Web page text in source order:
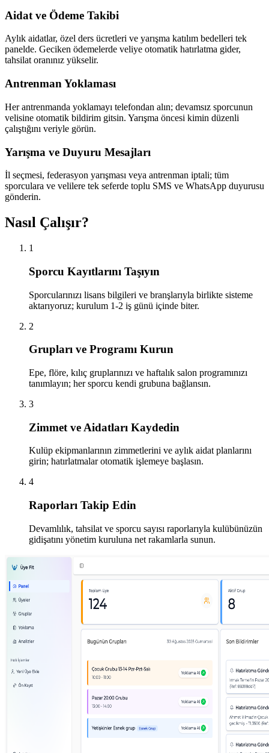
Aidat ve Ödeme Takibi
Aylık aidatlar, özel ders ücretleri ve yarışma katılım bedelleri tek
panelde. Geciken ödemelerde veliye otomatik hatırlatma gider,
tahsilat oranınız yükselir.
Antrenman Yoklaması
Her antrenmanda yoklamayı telefondan alın; devamsız sporcunun
velisine otomatik bildirim gitsin. Yarışma öncesi kimin düzenli
çalıştığını veriyle görün.
Yarışma ve Duyuru Mesajları
İl seçmesi, federasyon yarışması veya antrenman iptali; tüm
sporculara ve velilere tek seferde toplu SMS ve WhatsApp duyurusu
gönderin.
Nasıl Çalışır?
1
Sporcu Kayıtlarını Taşıyın
Sporcularınızı lisans bilgileri ve branşlarıyla birlikte sisteme
aktarıyoruz; kurulum 1-2 iş günü içinde biter.
2
Grupları ve Programı Kurun
Epe, flöre, kılıç gruplarınızı ve haftalık salon programınızı
tanımlayın; her sporcu kendi grubuna bağlansın.
3
Zimmet ve Aidatları Kaydedin
Kulüp ekipmanlarının zimmetlerini ve aylık aidat planlarını
girin; hatırlatmalar otomatik işlemeye başlasın.
4
Raporları Takip Edin
Devamlılık, tahsilat ve sporcu sayısı raporlarıyla kulübünüzün
gidişatını yönetim kuruluna net rakamlarla sunun.